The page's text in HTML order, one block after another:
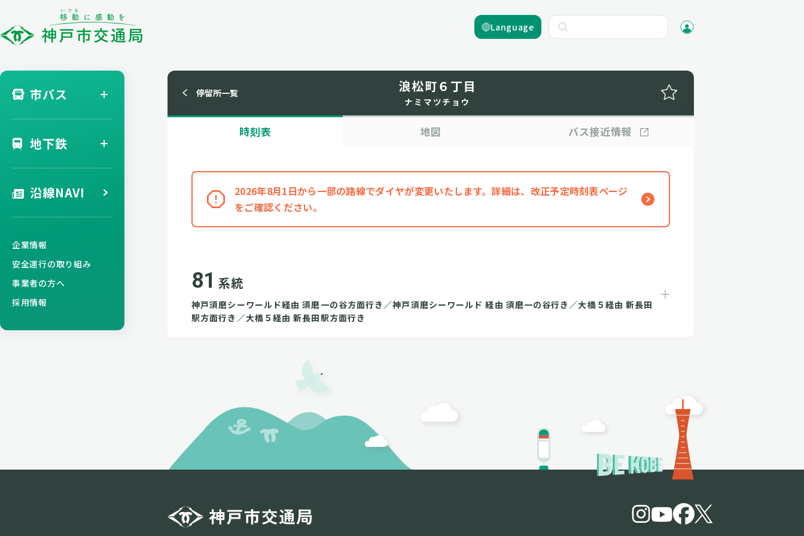
Language
市バス
地下鉄
沿線NAVI
企業情報
安全運行の取り組み
事業者の方へ
採用情報
停留所一覧 浪松町６丁目
ナミマツチョウ
時刻表 地図 バス接近情報
2026年8月1日から一部の路線でダイヤが変更いたします。詳細は、改正予定時刻表ページ
をご確認ください。
81 系統
神戸須磨シーワールド経由 須磨一の谷方面行き／神戸須磨シーワールド 経由 須磨一の谷行き／大橋５経由 新長田
駅方面行き／大橋５経由 新長田駅方面行き